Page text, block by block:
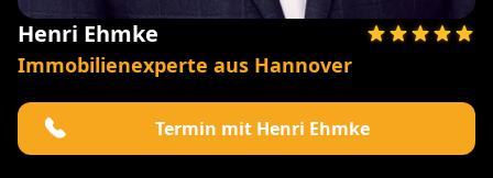
Henri Ehmke
Immobilienexperte aus Hannover
Termin mit Henri Ehmke